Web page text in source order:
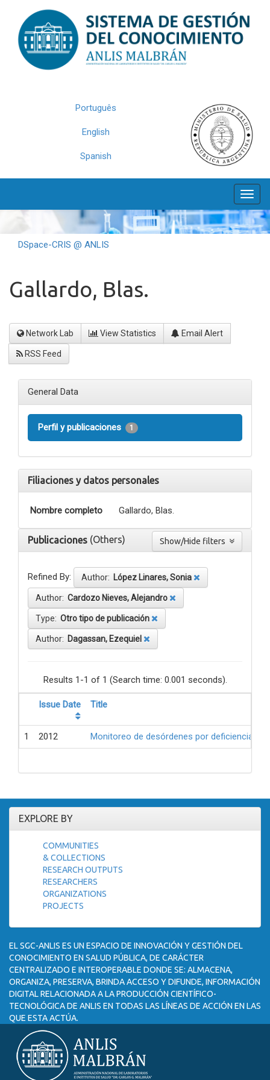
navigation
Português
English
Spanish
DSpace-CRIS @ ANLIS
Gallardo, Blas.
Network Lab View Statistics Email Alert
RSS Feed
General Data
Perfil y publicaciones 1
Filiaciones y datos personales
Nombre completo Gallardo, Blas.
Publicaciones (Others)
Refined By: Author: López Linares, Sonia
Author: Cardozo Nieves, Alejandro
Type: Otro tipo de publicación
Author: Dagassan, Ezequiel
Results 1-1 of 1 (Search time: 0.001 seconds).
Issue Date Title
1 2012 Monitoreo de desórdenes por deficiencia
EXPLORE BY
COMMUNITIES
& COLLECTIONS
RESEARCH OUTPUTS
RESEARCHERS
ORGANIZATIONS
PROJECTS
EL SGC-ANLIS ES UN ESPACIO DE INNOVACIÓN Y GESTIÓN DEL
CONOCIMIENTO EN SALUD PÚBLICA, DE CARÁCTER
CENTRALIZADO E INTEROPERABLE DONDE SE: ALMACENA,
ORGANIZA, PRESERVA, BRINDA ACCESO Y DIFUNDE, INFORMACIÓN
DIGITAL RELACIONADA A LA PRODUCCIÓN CIENTÍFICO-
TECNOLÓGICA DE ANLIS EN TODAS LAS LÍNEAS DE ACCIÓN EN LAS
QUE ESTA ACTÚA.